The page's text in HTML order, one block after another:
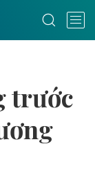
trước